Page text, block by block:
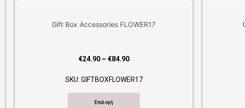
Gift Box Accessories FLOWER17
Price
€24.90
through
€84.90
SKU: GIFTBOXFLOWER17
Gift Box
SKU: